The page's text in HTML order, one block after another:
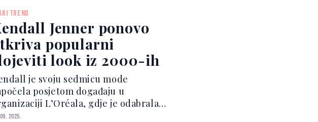
dnu. Kombinovala ju je s
crnim sandal...
TREND
Jenner ponovo
popularni
look iz 2000-ih
je svoju sedmicu mode
posjetom događaju u
L’Oréala, gdje je odabrala
od naših omiljenih trikova za
2025.